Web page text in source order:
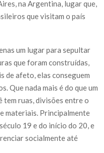
na Argentina, lugar que,
que visitam o país
um lugar para sepultar
que foram construídas,
de afeto, elas conseguem
Que nada mais é do que um
tem ruas, divisões entre o
materiais. Principalmente
19 e do início do 20, e
socialmente até